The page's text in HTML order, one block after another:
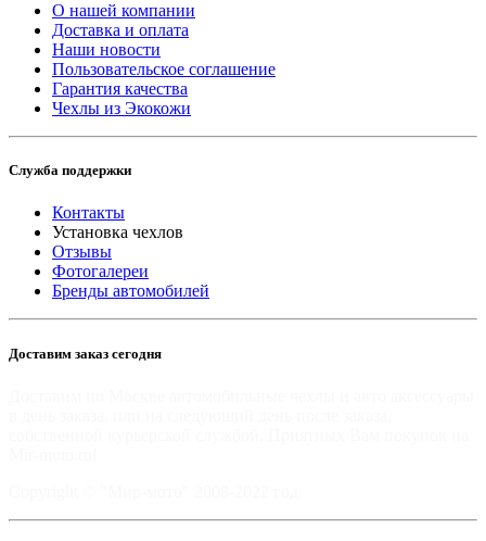
О нашей компании
Доставка и оплата
Наши новости
Пользовательское соглашение
Гарантия качества
Чехлы из Экокожи
Служба поддержки
Контакты
Установка чехлов
Отзывы
Фотогалереи
Бренды автомобилей
Доставим заказ сегодня